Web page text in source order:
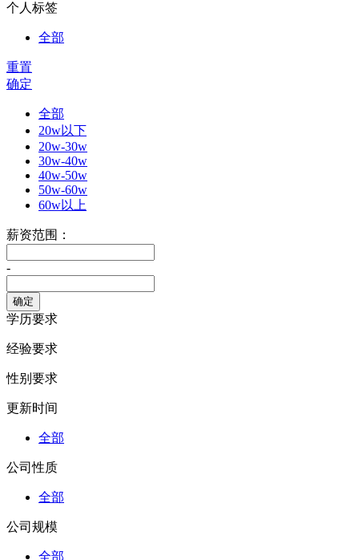
个人标签
全部
重置
确定
全部
20w以下
20w-30w
30w-40w
40w-50w
50w-60w
60w以上
薪资范围：
-
学历要求
经验要求
性别要求
更新时间
全部
公司性质
全部
公司规模
全部